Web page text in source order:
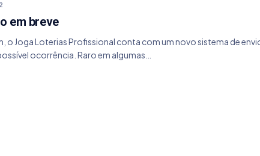
em breve
o Joga Loterias Profissional conta com um novo sistema de
ocorrência. Raro em algumas…